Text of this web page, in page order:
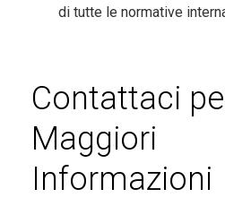
di tutte le normative
Contattaci
Maggiori
Informazioni